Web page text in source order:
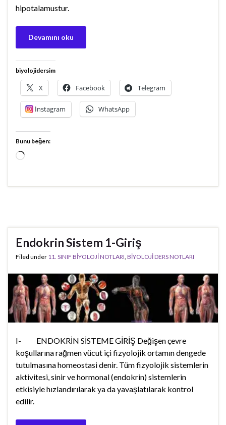
hipotalamustur.
Devamını oku
biyolojidersim
X Facebook Telegram
İnstagram WhatsApp
Bunu beğen:
Yükleniyor...
Endokrin Sistem 1-Giriş
Filed under 11. SINIF BİYOLOJİ NOTLARI BİYOLOJİ DERS NOTLARI
I- ENDOKRİN SİSTEME GİRİŞ Değişen çevre
koşullarına rağmen vücut içi fizyolojik ortamın dengede
tutulmasına homeostasi denir. Tüm fizyolojik sistemlerin
aktivitesi, sinir ve hormonal (endokrin) sistemlerin
etkisiyle hızlandırılarak ya da yavaşlatılarak kontrol
edilir.